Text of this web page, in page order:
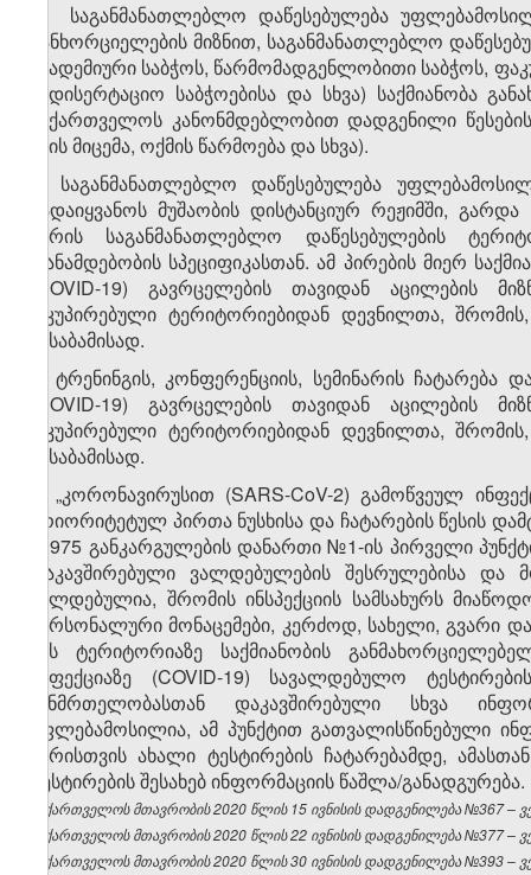
3. საგანმანათლებლო დაწესებულება
განხორციელების მიზნით, საგანმანათლებლო
აკადემიური საბჭოს, წარმომადგენლობითი საბჭოს,
სადისერტაციო საბჭოებისა და სხვა) საქმიანობა
საქართველოს კანონმდებლობით დადგენილი
ხმის მიცემა, ოქმის წარმოება და სხვა).
4. საგანმანათლებლო დაწესებულება
გადაიყვანოს მუშაობის დისტანციურ რეჟიმში,
პირის საგანმანათლებლო დაწესებულების
თანამდებობის სპეციფიკასთან. ამ პირების მიერ
(COVID-19) გავრცელების თავიდან აცილების
ოკუპირებული ტერიტორიებიდან დევნილთა,
შესაბამისად.
5. ტრენინგის, კონფერენციის, სემინარის
(COVID-19) გავრცელების თავიდან აცილების
ოკუპირებული ტერიტორიებიდან დევნილთა,
შესაბამისად.
6. „კორონავირუსით (SARS-CoV-2) გამოწვეულ
პრიორიტეტულ პირთა ნუსხისა და ჩატარების წესის
№975 განკარგულების დანართი №1-ის პირველი
დაკავშირებული ვალდებულების შესრულებისა და
ვალდებულია, შრომის ინსპექციის სამსახურს
პერსონალური მონაცემები, კერძოდ, სახელი, გვარი
მის ტერიტორიაზე საქმიანობის
ინფექციაზე (COVID-19) სავალდებულო
ჯანმრთელობასთან დაკავშირებული სხვა
უფლებამოსილია, ამ პუნქტით გათვალისწინებული
პირისთვის ახალი ტესტირების ჩატარებამდე,
ტესტირების შესახებ ინფორმაციის წაშლა/განადგურება.
საქართველოს მთავრობის 2020 წლის 15 ივნისის დადგენილება №367 –
საქართველოს მთავრობის 2020 წლის 22 ივნისის დადგენილება №377 –
საქართველოს მთავრობის 2020 წლის 30 ივნისის დადგენილება №393 –